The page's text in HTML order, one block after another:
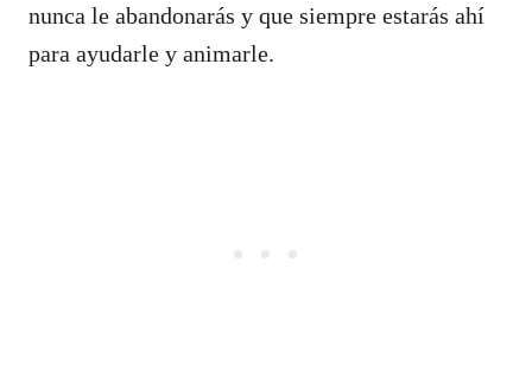
nunca le abandonarás y que siempre estarás ahí
para ayudarle y animarle.